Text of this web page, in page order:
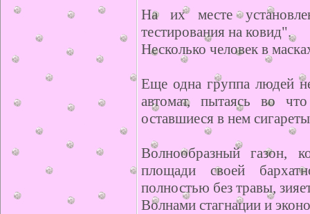
На их месте
тестирования на ковид".
Несколько человек в
Еще одна группа людей
автомат, пытаясь во
оставшиеся в нем
Волнообразный газон,
площади своей
полностью без травы,
Волнами стагнации и